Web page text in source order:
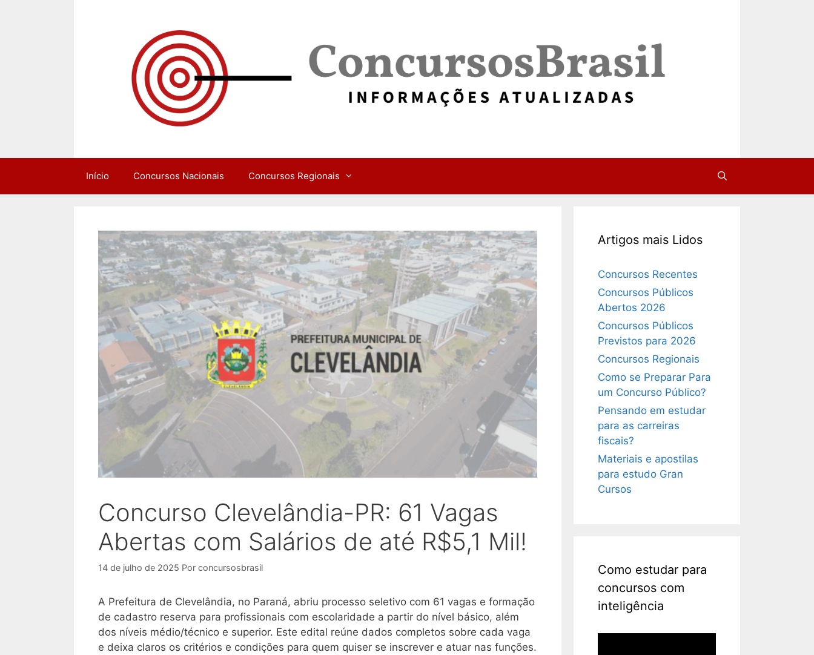
Início Concursos Nacionais Concursos Regionais
Concurso Clevelândia-PR: 61 Vagas
Abertas com Salários de até R$5,1 Mil!
14 de julho de 2025 Por concursosbrasil
A Prefeitura de Clevelândia, no Paraná, abriu processo seletivo com 61 vagas e formação
de cadastro reserva para profissionais com escolaridade a partir do nível básico, além
dos níveis médio/técnico e superior. Este edital reúne dados completos sobre cada vaga
e deixa claros os critérios e condições para quem quiser se inscrever e atuar nas funções.
Artigos mais Lidos
Concursos Recentes
Concursos Públicos
Abertos 2026
Concursos Públicos
Previstos para 2026
Concursos Regionais
Como se Preparar Para
um Concurso Público?
Pensando em estudar
para as carreiras
fiscais?
Materiais e apostilas
para estudo Gran
Cursos
Como estudar para
concursos com
inteligência